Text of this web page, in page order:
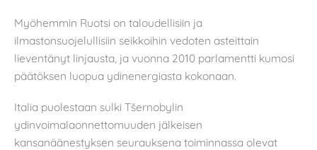
Myöhemmin Ruotsi on taloudellisiin ja
ilmastonsuojelullisiin seikkoihin vedoten asteittain
lieventänyt linjausta, ja vuonna 2010 parlamentti kumosi
päätöksen luopua ydinenergiasta kokonaan.
Italia puolestaan sulki Tšernobylin
ydinvoimalaonnettomuuden jälkeisen
kansanäänestyksen seurauksena toiminnassa olevat